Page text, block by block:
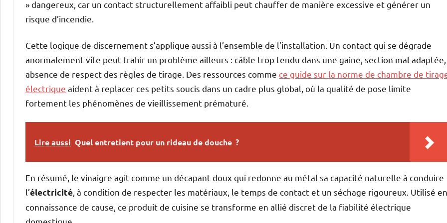
» dangereux, car un contact structurellement affaibli peut chauffer de manière excessive et générer un
risque d’incendie.
Cette logique de discernement s’applique aussi à l’ensemble de l’installation. Un contact qui se dégrade
anormalement vite peut trahir un problème ailleurs : câble trop tendu dans une gaine, section mal adaptée,
absence de respect des règles de tirage. Des ressources comme ce guide sur la norme de chambre de
électrique aident à replacer ces petits soucis dans un cadre plus global, où la qualité de pose limite
fortement les phénomènes de vieillissement prématuré.
Lire aussi Quel entretient pour un rideau de douche ?
En résumé, le vinaigre agit comme un décapant doux qui redonne au métal sa capacité naturelle à conduire
l’électricité, à condition de respecter les matériaux, le temps de contact et un séchage rigoureux. Utilisé en
connaissance de cause, ce produit de cuisine se transforme en allié discret de la fiabilité électrique